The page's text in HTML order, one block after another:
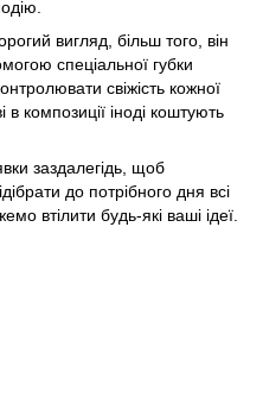
вигляд, більш того, він
спеціальної губки
свіжість кожної
композиції іноді коштують
заздалегідь, щоб
до потрібного дня всі
втілити будь-які ваші ідеї.